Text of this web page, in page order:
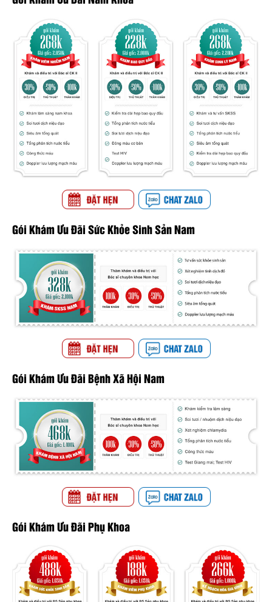
Gói Khám Ưu Đãi Sức Khỏe Sinh Sản Nam
Gói Khám Ưu Đãi Bệnh Xã Hội Nam
Gói Khám Ưu Đãi Phụ Khoa